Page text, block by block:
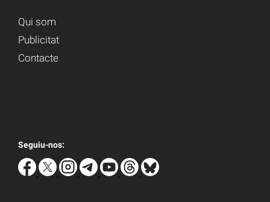
Qui som
Publicitat
Contacte
Seguiu-nos: